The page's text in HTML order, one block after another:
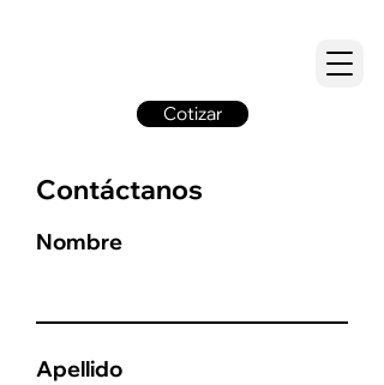
Cotizar
Contáctanos
Nombre
Apellido